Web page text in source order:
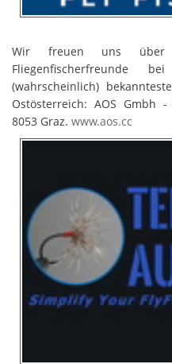
Wir freuen uns über
Fliegenfischerfreunde
(wahrscheinlich)
Ostösterreich: AOS Gmbh
8053 Graz. www.aos.cc